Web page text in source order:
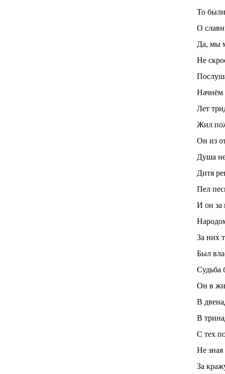
То были
О
Да, мы
Не
Начнём
Лет
Жил
Он из
Душа
Дитя
Пел
И он за
За них
Был
Судьба
Он в
В
В
С тех
Не зная
За